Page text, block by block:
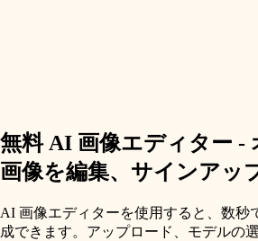
無料 AI 画像エディター -
画像を編集、サインアッ
AI 画像エディターを使用すると、数秒
成できます。アップロード、モデルの